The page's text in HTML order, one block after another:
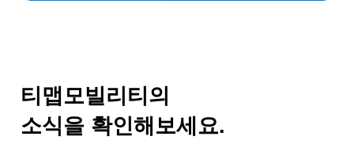
티맵모빌리티의 여
정에 함께하세요
티맵모빌리티의
소식을 확인해보세요.